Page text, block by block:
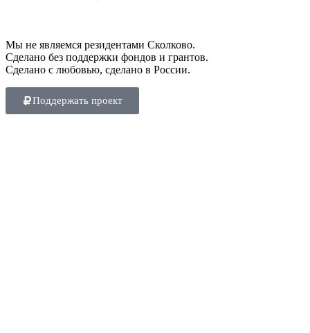
Мы не являемся резидентами Сколково.
Сделано без поддержки фондов и грантов.
Сделано с любовью, сделано в России.
Поддержать проект